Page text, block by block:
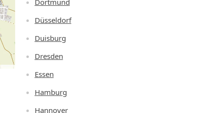
Dortmund
Düsseldorf
Duisburg
Dresden
Essen
Hamburg
Hannover